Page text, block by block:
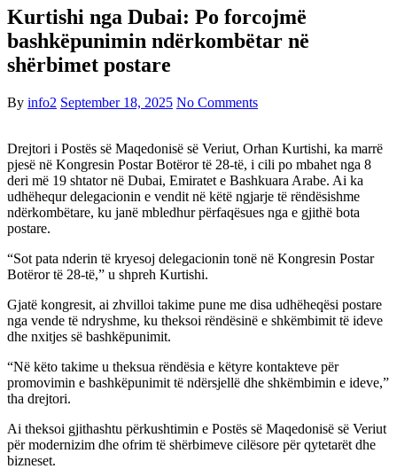
Kurtishi nga Dubai: Po forcojmë
bashkëpunimin ndërkombëtar në
shërbimet postare
By info2 September 18, 2025 No Comments
Drejtori i Postës së Maqedonisë së Veriut, Orhan Kurtishi, ka marrë
pjesë në Kongresin Postar Botëror të 28-të, i cili po mbahet nga 8
deri më 19 shtator në Dubai, Emiratet e Bashkuara Arabe. Ai ka
udhëhequr delegacionin e vendit në këtë ngjarje të rëndësishme
ndërkombëtare, ku janë mbledhur përfaqësues nga e gjithë bota
postare.
“Sot pata nderin të kryesoj delegacionin tonë në Kongresin Postar
Botëror të 28-të,” u shpreh Kurtishi.
Gjatë kongresit, ai zhvilloi takime pune me disa udhëheqësi postare
nga vende të ndryshme, ku theksoi rëndësinë e shkëmbimit të ideve
dhe nxitjes së bashkëpunimit.
“Në këto takime u theksua rëndësia e këtyre kontakteve për
promovimin e bashkëpunimit të ndërsjellë dhe shkëmbimin e ideve,”
tha drejtori.
Ai theksoi gjithashtu përkushtimin e Postës së Maqedonisë së Veriut
për modernizim dhe ofrim të shërbimeve cilësore për qytetarët dhe
bizneset.